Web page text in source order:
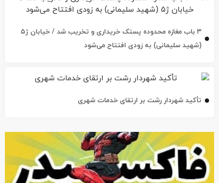
۳ باب مغازه محدوده پستک خریداری و تخریب شد / خیابان ژ۵
(شهید سلیمانی) به زودی افتتاح می‌شود
تأکید شهردار رشت بر ارتقای خدمات شهری